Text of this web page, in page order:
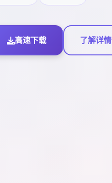
高速下载 了解详情